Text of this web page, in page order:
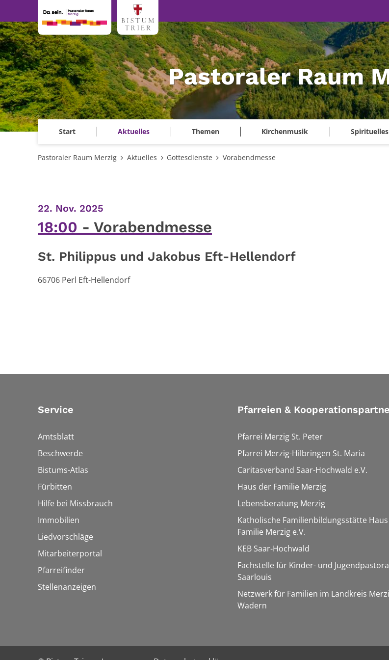
Pastoraler Raum
Start Aktuelles Themen Kirchenmusik Spirituelles
Pastoraler Raum Merzig Aktuelles Gottesdienste Vorabendmesse
22. Nov. 2025
18:00 Vorabendmesse
St. Philippus und Jakobus Eft-Hellendorf
66706 Perl Eft-Hellendorf
Service
Amtsblatt
Beschwerde
Bistums-Atlas
Fürbitten
Hilfe bei Missbrauch
Immobilien
Liedvorschläge
Mitarbeiterportal
Pfarreifinder
Stellenanzeigen
Pfarreien &
Pfarrei Merzig St. Peter
Pfarrei Merzig-Hilbringen St. Maria
Caritasverband Saar-Hochwald e.V.
Haus der Familie Merzig
Lebensberatung Merzig
Katholische Familienbildungsstätte
Familie Merzig e.V.
KEB Saar-Hochwald
Fachstelle für Kinder- und
Saarlouis
Netzwerk für Familien im Landkreis
Wadern